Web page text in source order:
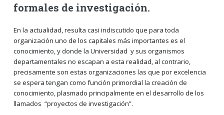
formales de investigación.
En la actualidad, resulta casi indiscutido que para toda
organización uno de los capitales más importantes es el
conocimiento, y donde la Universidad y sus organismos
departamentales no escapan a esta realidad, al contrario,
precisamente son estas organizaciones las que por excelencia
se espera tengan como función primordial la creación de
conocimiento, plasmado principalmente en el desarrollo de los
llamados “proyectos de investigación”.